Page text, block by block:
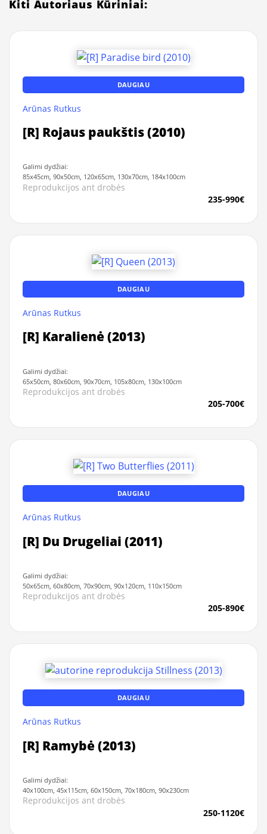
Kiti Autoriaus Kūriniai:
DAUGIAU
Arūnas Rutkus
[R] Rojaus paukštis (2010)
Galimi dydžiai:
85x45cm, 90x50cm, 120x65cm, 130x70cm, 184x100cm
Reprodukcijos ant drobės
235-990€
DAUGIAU
Arūnas Rutkus
[R] Karalienė (2013)
Galimi dydžiai:
65x50cm, 80x60cm, 90x70cm, 105x80cm, 130x100cm
Reprodukcijos ant drobės
205-700€
DAUGIAU
Arūnas Rutkus
[R] Du Drugeliai (2011)
Galimi dydžiai:
50x65cm, 60x80cm, 70x90cm, 90x120cm, 110x150cm
Reprodukcijos ant drobės
205-890€
DAUGIAU
Arūnas Rutkus
[R] Ramybė (2013)
Galimi dydžiai:
40x100cm, 45x115cm, 60x150cm, 70x180cm, 90x230cm
Reprodukcijos ant drobės
250-1120€